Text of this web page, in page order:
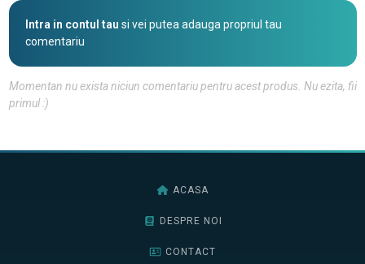
Intra in contul tau si vei putea adauga propriul tau
comentariu
Momentan nu exista niciun comentariu pentru acest produs. Nu ezita, fii
primul :)
ACASA
DESPRE NOI
CONTACT